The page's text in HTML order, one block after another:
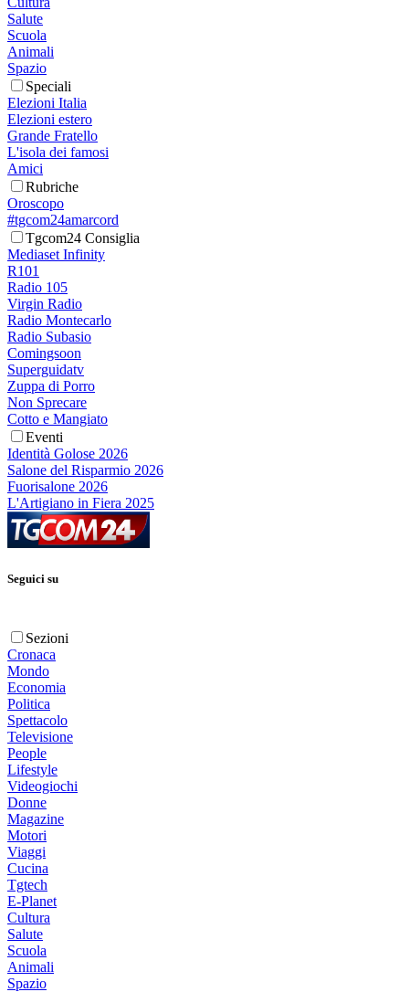
Salute
Scuola
Animali
Spazio
Speciali
Elezioni Italia
Elezioni estero
Grande Fratello
L'isola dei famosi
Amici
Rubriche
Oroscopo
#tgcom24amarcord
Tgcom24 Consiglia
Mediaset Infinity
R101
Radio 105
Virgin Radio
Radio Montecarlo
Radio Subasio
Comingsoon
Superguidatv
Zuppa di Porro
Non Sprecare
Cotto e Mangiato
Eventi
Identità Golose 2026
Salone del Risparmio 2026
Fuorisalone 2026
L'Artigiano in Fiera 2025
Seguici su
Sezioni
Cronaca
Mondo
Economia
Politica
Spettacolo
Televisione
People
Lifestyle
Videogiochi
Donne
Magazine
Motori
Viaggi
Cucina
Tgtech
E-Planet
Cultura
Salute
Scuola
Animali
Spazio